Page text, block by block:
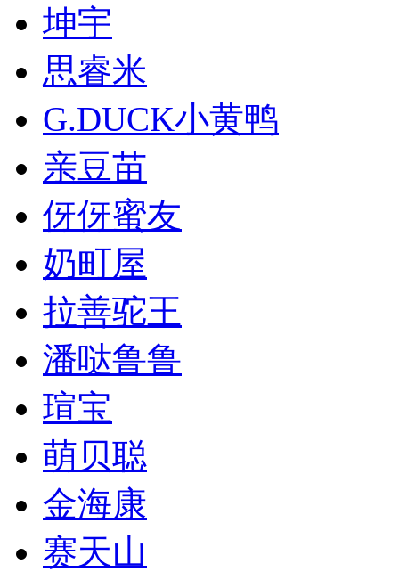
坤宇
思睿米
G.DUCK小黄鸭
亲豆苗
伢伢蜜友
奶町屋
拉善驼王
潘哒鲁鲁
瑄宝
萌贝聪
金海康
赛天山